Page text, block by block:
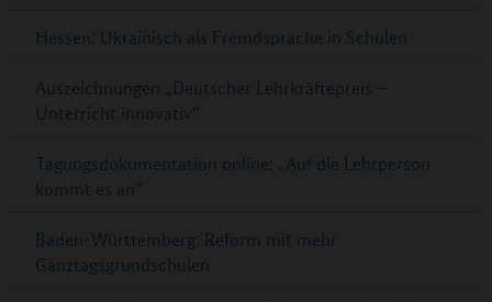
Hessen: Ukrainisch als Fremdsprache in Schulen
Auszeichnungen „Deutscher Lehrkräftepreis –
Unterricht innovativ“
Tagungsdokumentation online: „Auf die Lehrperson
kommt es an“
Baden-Württemberg: Reform mit mehr
Ganztagsgrundschulen